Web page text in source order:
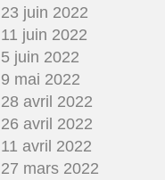
23 juin 2022
11 juin 2022
5 juin 2022
9 mai 2022
28 avril 2022
26 avril 2022
11 avril 2022
27 mars 2022